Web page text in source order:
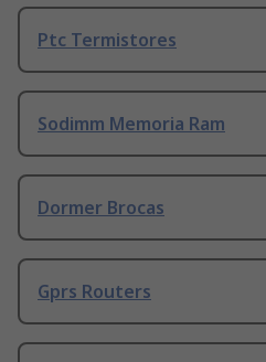
Ptc Termistores
Sodimm Memoria Ram
Dormer Brocas
Gprs Routers